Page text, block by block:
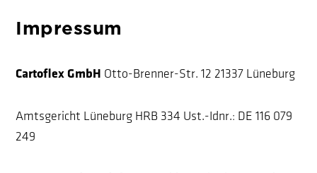
Impressum
Cartoflex GmbH Otto-Brenner-Str. 12 21337 Lüneburg
Amtsgericht Lüneburg HRB 334 Ust.-Idnr.: DE 116 079
249